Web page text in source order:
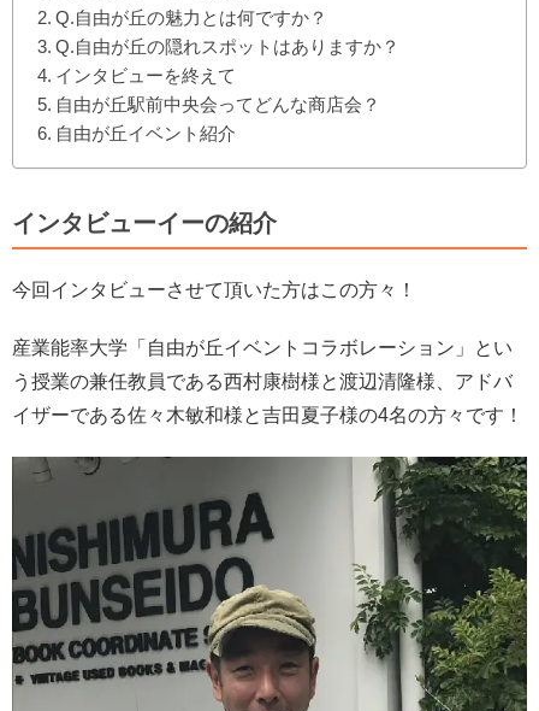
Q.自由が丘の魅力とは何ですか？
Q.自由が丘の隠れスポットはありますか？
インタビューを終えて
自由が丘駅前中央会ってどんな商店会？
自由が丘イベント紹介
インタビューイーの紹介
今回インタビューさせて頂いた方はこの方々！
産業能率大学「自由が丘イベントコラボレーション」とい
う授業の兼任教員である西村康樹様と渡辺清隆様、アドバ
イザーである佐々木敏和様と吉田夏子様の4名の方々 です！